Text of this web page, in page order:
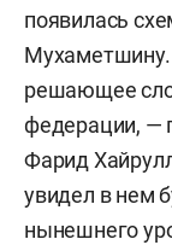
появилась
Мухаметшину.
решающее
федерации, —
Фарид
увидел в нем
нынешнего